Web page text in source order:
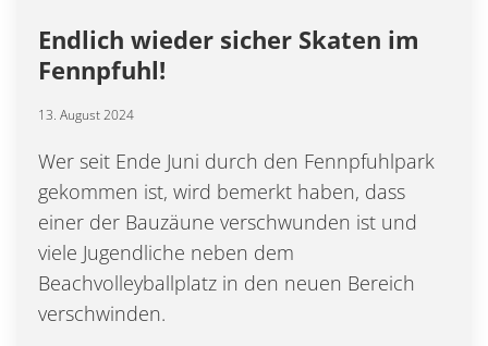
Endlich wieder sicher Skaten im
Fennpfuhl!
13. August 2024
Wer seit Ende Juni durch den Fennpfuhlpark
gekommen ist, wird bemerkt haben, dass
einer der Bauzäune verschwunden ist und
viele Jugendliche neben dem
Beachvolleyballplatz in den neuen Bereich
verschwinden.